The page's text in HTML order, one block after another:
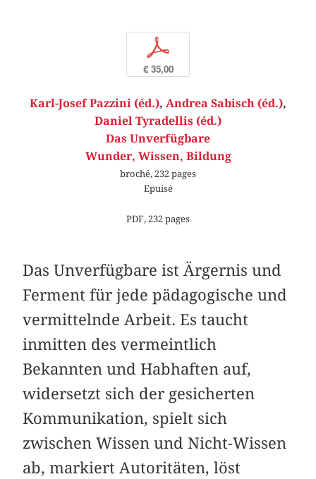
p
€ 35,00
Karl-Josef Pazzini (éd.), Andrea Sabisch (éd.),
Daniel Tyradellis (éd.)
Das Unverfügbare
Wunder, Wissen, Bildung
broché, 232 pages
Epuisé
PDF, 232 pages
Das Unverfügbare ist Ärgernis und
Ferment für jede pädagogische und
vermittelnde Arbeit. Es taucht
inmitten des vermeintlich
Bekannten und Habhaften auf,
widersetzt sich der gesicherten
Kommunikation, spielt sich
zwischen Wissen und Nicht-Wissen
ab, markiert Autoritäten, löst